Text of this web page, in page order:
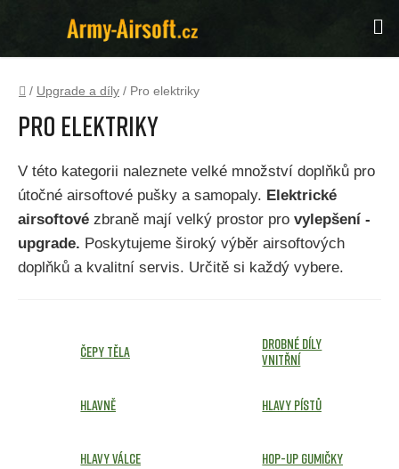
Domů
/ Upgrade a díly / Pro elektriky
Pro elektriky
V této kategorii naleznete velké množství doplňků pro
útočné airsoftové pušky a samopaly. Elektrické
airsoftové zbraně mají velký prostor pro vylepšení -
upgrade. Poskytujeme široký výběr airsoftových
doplňků a kvalitní servis. Určitě si každý vybere.
Čepy těla
Drobné díly
vnitřní
Hlavně Hlavy pístů
Hlavy válce Hop-up gumičky